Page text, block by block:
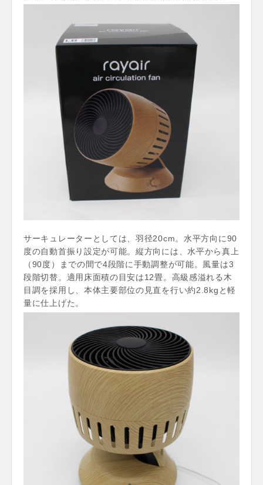
サーキュレーターとしては、羽径20cm。水平方向に90
度の自動首振り設定が可能。縦方向には、水平から真上
（90度）までの間で4段階に手動調整が可能。風量は3
段階切替。適用床面積の目安は12畳。高級感溢れる木
目調を採用し、本体主要部位の見直を行い約2.8kgと軽
量に仕上げた。